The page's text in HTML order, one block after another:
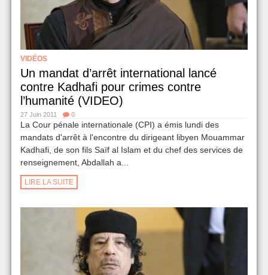
VIDÉOS
Un mandat d’arrêt international lancé
contre Kadhafi pour crimes contre
l’humanité (VIDEO)
27 Juin 2011 0
La Cour pénale internationale (CPI) a émis lundi des
mandats d'arrêt à l'encontre du dirigeant libyen Mouammar
Kadhafi, de son fils Saïf al Islam et du chef des services de
renseignement, Abdallah a...
LIRE LA SUITE